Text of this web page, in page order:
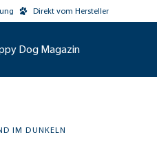
Direkt vom Hersteller
Dog Magazin
IM DUNKELN